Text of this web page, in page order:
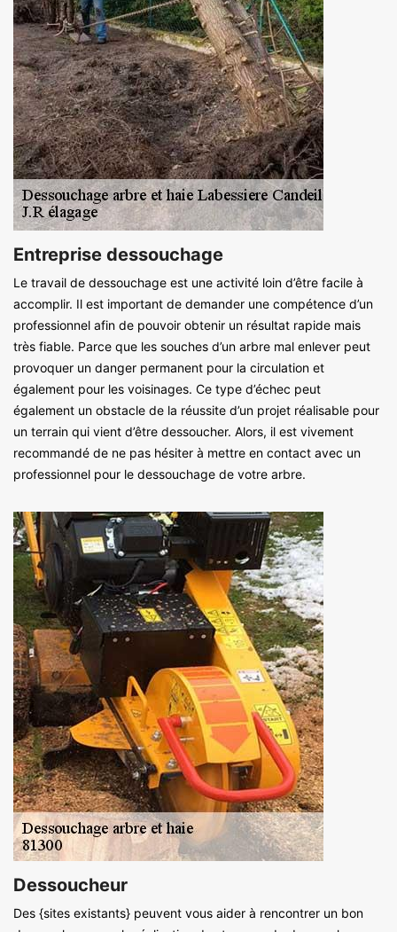
Entreprise dessouchage
Le travail de dessouchage est une activité loin d’être facile à
accomplir. Il est important de demander une compétence d’un
professionnel afin de pouvoir obtenir un résultat rapide mais
très fiable. Parce que les souches d’un arbre mal enlever peut
provoquer un danger permanent pour la circulation et
également pour les voisinages. Ce type d’échec peut
également un obstacle de la réussite d’un projet réalisable pour
un terrain qui vient d’être dessoucher. Alors, il est vivement
recommandé de ne pas hésiter à mettre en contact avec un
professionnel pour le dessouchage de votre arbre.
Dessoucheur
Des {sites existants} peuvent vous aider à rencontrer un bon